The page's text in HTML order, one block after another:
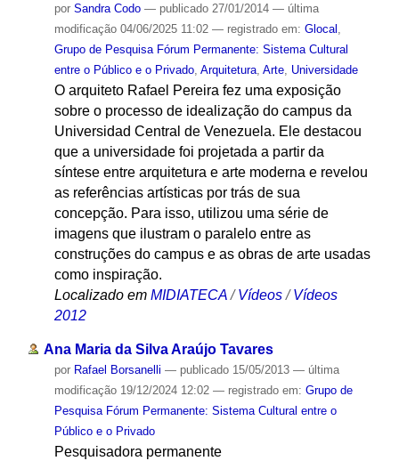
por Sandra Codo — publicado27/01/2014 — última
modificação04/06/2025 11:02 — registrado em: Glocal
Grupo de Pesquisa Fórum Permanente: Sistema Cultural
entre o Público e o Privado, Arquitetura, Arte, Universidade
O arquiteto Rafael Pereira fez uma exposição
sobre o processo de idealização do campus da
Universidad Central de Venezuela. Ele destacou
que a universidade foi projetada a partir da
síntese entre arquitetura e arte moderna e revelou
as referências artísticas por trás de sua
concepção. Para isso, utilizou uma série de
imagens que ilustram o paralelo entre as
construções do campus e as obras de arte usadas
como inspiração.
Localizado em MIDIATECA /Vídeos /Vídeos
2012
Ana Maria da Silva Araújo Tavares
por Rafael Borsanelli — publicado15/05/2013 — última
modificação19/12/2024 12:02 — registrado em: Grupo de
Pesquisa Fórum Permanente: Sistema Cultural entre o
Público e o Privado
Pesquisadora permanente